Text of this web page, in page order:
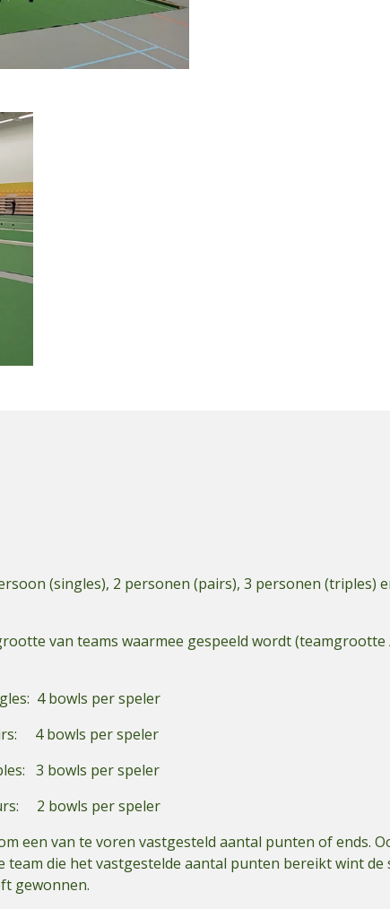
(singles), 2 personen (pairs), 3 personen (triples)
van teams waarmee gespeeld wordt (teamgrootte
4 bowls per speler
4 bowls per speler
3 bowls per speler
2 bowls per speler
een van te voren vastgesteld aantal punten of ends.
die het vastgestelde aantal punten bereikt wint de
gewonnen.